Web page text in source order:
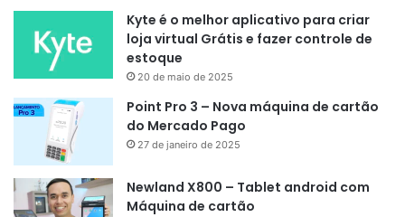
Kyte é o melhor aplicativo para criar
loja virtual Grátis e fazer controle de
estoque
20 de maio de 2025
Point Pro 3 – Nova máquina de cartão
do Mercado Pago
27 de janeiro de 2025
Newland X800 – Tablet android com
Máquina de cartão